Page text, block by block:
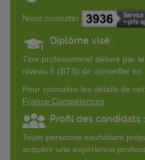
Nous consulter
Diplôme visé :
Titre professionnel délivré par
niveau 5 (BTS) de conseiller en
Pour connaitre les détails de
France Compétences
Profil des candidats :
Toute personne souhaitant
acquérir une expérience